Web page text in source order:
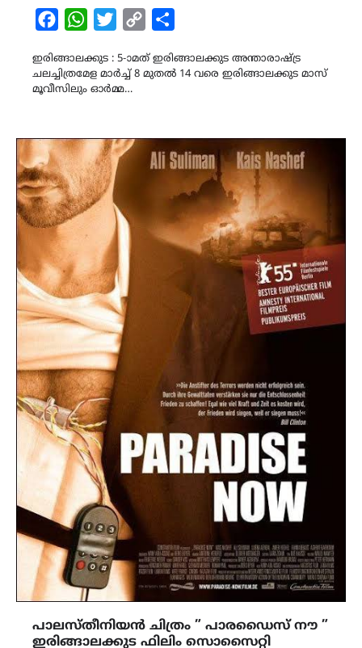
FacebookWhatsAppTwitterCopy
ഇരിങ്ങാലക്കുട : 5-ാമത് ഇരിങ്ങാലക്കുട അന്താരാഷ്ട്ര
ചലച്ചിത്രമേള മാർച്ച് 8 മുതൽ 14 വരെ ഇരിങ്ങാലക്കുട മാസ്
മൂവീസിലും ഓർമ്മ…
പാലസ്തീനിയൻ ചിത്രം ” പാരഡൈസ് നൗ ”
ഇരിങ്ങാലക്കുട ഫിലിം സൊസൈറ്റി